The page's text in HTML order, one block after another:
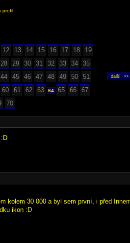
profil
12 13 14 15 16 17 18
19
28 29 30 31 32 33 34
35
44 45 46 47 48 49 50
51
60 61 62 63 64 65 66
67
70
kolem 30 000 a byl sem první, i před
ikon :D